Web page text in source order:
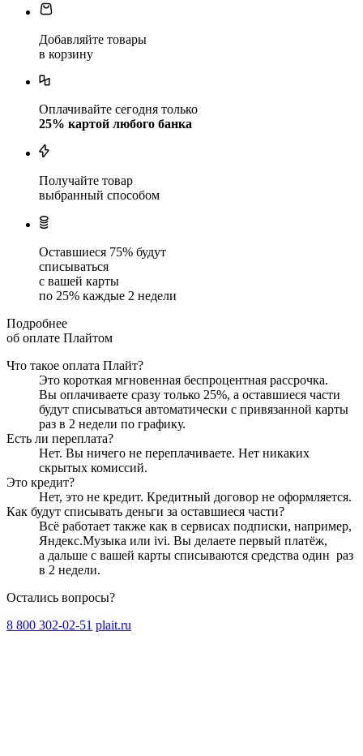
Добавляйте товары
в корзину
Оплачивайте сегодня только
25% картой любого банка
Получайте товар
выбранный способом
Оставшиеся 75% будут
списываться
с вашей карты
по 25% каждые 2 недели
Подробнее
об оплате Плайтом
Что такое оплата Плайт?
Это короткая мгновенная беспроцентная рассрочка.
Вы оплачиваете сразу только 25%, а оставшиеся части
будут списываться автоматически с привязанной карты
раз в 2 недели по графику.
Есть ли переплата?
Нет. Вы ничего не переплачиваете. Нет никаких
скрытых комиссий.
Это кредит?
Нет, это не кредит. Кредитный договор не оформляется.
Как будут списывать деньги за оставшиеся части?
Всё работает также как в сервисах подписки, например,
Яндекс.Музыка или ivi. Вы делаете первый платёж,
а дальше с вашей карты списываются средства один раз
в 2 недели.
Остались вопросы?
8 800 302-02-51 plait.ru